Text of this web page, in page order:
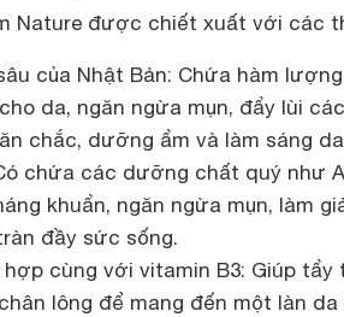
Nature được chiết xuất với các
của Nhật Bản: Chứa hàm
da, ngăn ngừa mụn, đẩy lùi
chắc, dưỡng ẩm và làm sáng
chứa các dưỡng chất quý như
khuẩn, ngăn ngừa mụn, làm
đầy sức sống.
cùng với vitamin B3: Giúp tẩy
lông để mang đến một làn da